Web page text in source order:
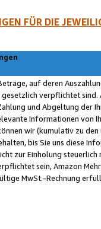
FÜR DIE
auf deren
verpflichtet
und Abgeltung der
Informationen von
wir (kumulativ zu
bis Sie uns diese
zur Einholung
sein, Amazon
MwSt.-Rechnung